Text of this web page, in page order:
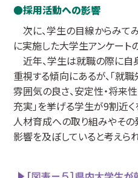
採用活動への影響
次に、学生の目線からみて
に実施した大学生アンケート
近年、学生は就職の際に自
重視する傾向にあるが、「就
雰囲気の良さ、安定性・将来
充実」を挙げる学生が9割近
人材育成への取り組みやそ
影響を及ぼしていると考えられ